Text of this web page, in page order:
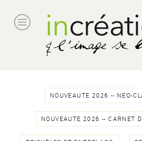
NOUVEAUTE 2026 -- NEO-
NOUVEAUTE 2026 -- CARNET